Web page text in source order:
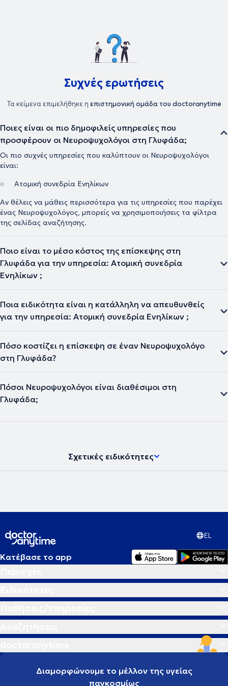
συμπεριφορικών δυσλειτουργιών σε εφήβους και ενήλικες.
Συχνές ερωτήσεις
Τα κείμενα επιμελήθηκε η επιστημονική ομάδα του doctoranytime
Ποιες είναι οι πιο δημοφιλείς υπηρεσίες που
προσφέρουν οι Νευροψυχολόγοι στη Γλυφάδα;
Οι πιο συχνές υπηρεσίες που καλύπτουν οι Νευροψυχολόγοι
είναι:
Ατομική συνεδρία Ενηλίκων
Αν θέλεις να μάθεις περισσότερα για τις υπηρεσίες που παρέχει
ένας Νευροψυχολόγος, μπορείς να χρησιμοποιήσεις τα φίλτρα
της σελίδας αναζήτησης.
Ποιο είναι το μέσο κόστος της επίσκεψης στη
Γλυφάδα για την υπηρεσία: Ατομική συνεδρία
Ενηλίκων ;
Ποια ειδικότητα είναι η κατάλληλη να απευθυνθείς
για την υπηρεσία: Ατομική συνεδρία Ενηλίκων ;
Πόσο κοστίζει η επίσκεψη σε έναν Νευροψυχολόγο
στη Γλυφάδα?
Πόσοι Νευροψυχολόγοι είναι διαθέσιμοι στη
Γλυφάδα;
Σχετικές ειδικότητες
EL
Κατέβασε το app
Διαμορφώνουμε το μέλλον της υγείας
παγκοσμίως